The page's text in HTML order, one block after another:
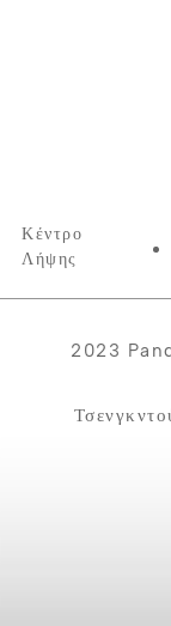
Κέντρο
Λήψης
2023